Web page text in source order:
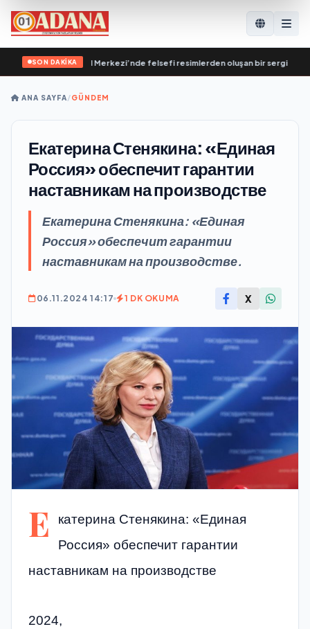
SON DAKİKA
Genel Merkezi’nde felsefi resimlerden oluşan bir sergi açıldı
ANA SAYFA/GÜNDEM
Екатерина Стенякина: «Единая
Россия» обеспечит гарантии
наставникам на производстве
Екатерина Стенякина: «Единая
Россия» обеспечит гарантии
наставникам на производстве.
06.11.2024 14:17 1 DK OKUMA X
Е
катерина Стенякина: «Единая
Россия» обеспечит гарантии
наставникам на производстве
2024,